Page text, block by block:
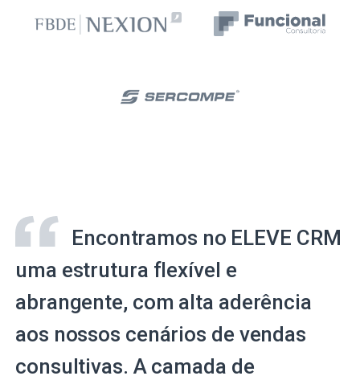
Encontramos no ELEVE CRM
uma estrutura flexível e
abrangente, com alta aderência
aos nossos cenários de vendas
consultivas. A camada de